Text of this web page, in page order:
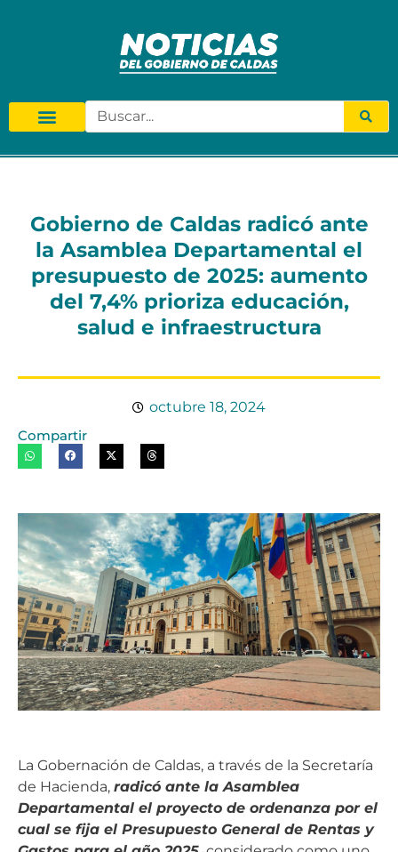
Gobierno de Caldas radicó ante
la Asamblea Departamental el
presupuesto de 2025: aumento
del 7,4% prioriza educación,
salud e infraestructura
octubre 18, 2024
Compartir
La Gobernación de Caldas, a través de la Secretaría
de Hacienda, radicó ante la Asamblea
Departamental el proyecto de ordenanza por el
cual se fija el Presupuesto General de Rentas y